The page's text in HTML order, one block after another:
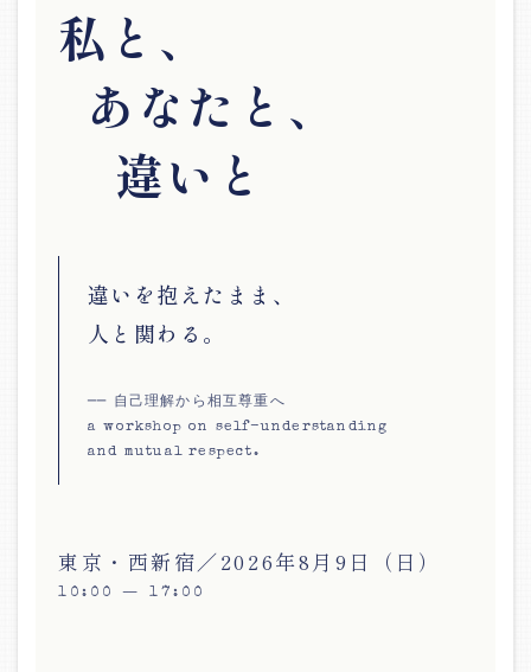
私と、
あなたと、
違いと
違いを抱えたまま、
人と関わる。
── 自己理解から相互尊重へ
a workshop on self-understanding
and mutual respect.
東京・西新宿／2026年8月9日（日）
10:00 — 17:00